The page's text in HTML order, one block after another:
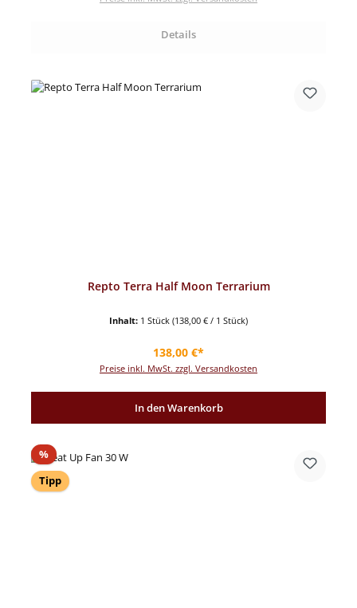
Details
Repto Terra Half Moon Terrarium
Inhalt: 1 Stück (138,00 € / 1 Stück)
Regulärer Preis:
138,00 €*
Preise inkl. MwSt. zzgl. Versandkosten
In den Warenkorb
%Rabatt
Tipp